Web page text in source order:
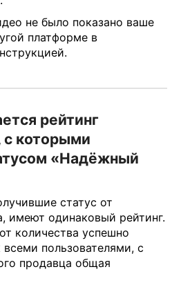
не было показано ваше
платформе в
рейтинг
с которыми
«Надёжный
статус от
имеют одинаковый рейтинг.
количества успешно
пользователями, с
продавца общая